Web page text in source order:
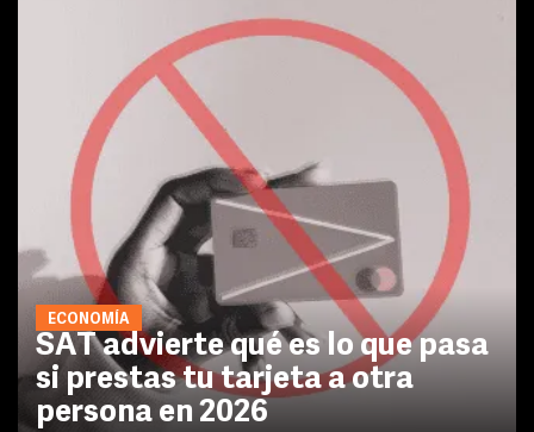
ECONOMÍA
SAT advierte qué es lo que pasa
si prestas tu tarjeta a otra
persona en 2026